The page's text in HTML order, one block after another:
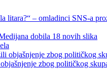
zbog političkog